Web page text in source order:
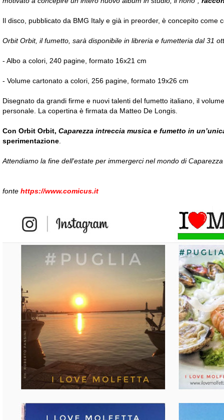
Il disco, pubblicato da BMG Italy e già in preorder, è concepito
Orbit Orbit, il fumetto, sarà disponibile in libreria e fumetteria dal 31
- Albo a colori, 240 pagine, formato 16x21 cm
- Volume cartonato a colori, 256 pagine, formato 19x26 cm
Disegnato da grandi firme e nuovi talenti del fumetto italiano, il
personale. La copertina è firmata da Matteo De Longis.
Con Orbit Orbit, Caparezza intreccia musica e fumetto in
sperimentazione
Attendiamo la fine dell'estate per immergerci nel mondo di
fonte https://www.comicus.it